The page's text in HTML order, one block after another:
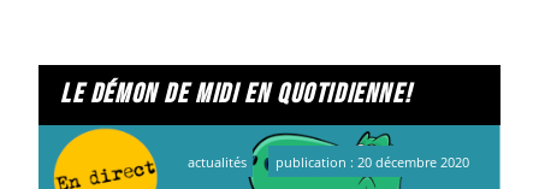
Radio Primitive du lundi 21 décembre au jeudi
24 décembre à 8h et 17h.
le démon de midi en quotidienne!
actualités publication : 20 décembre 2020